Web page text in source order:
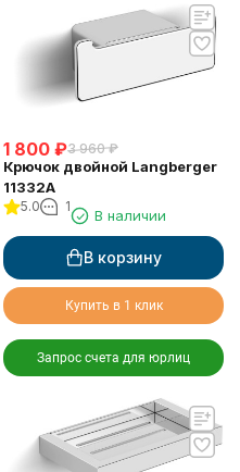
1 800 ₽3 960 ₽
Крючок двойной Langberger
11332A
5.0 1
В наличии
В корзину
Купить в 1 клик
Запрос счета для юрлиц